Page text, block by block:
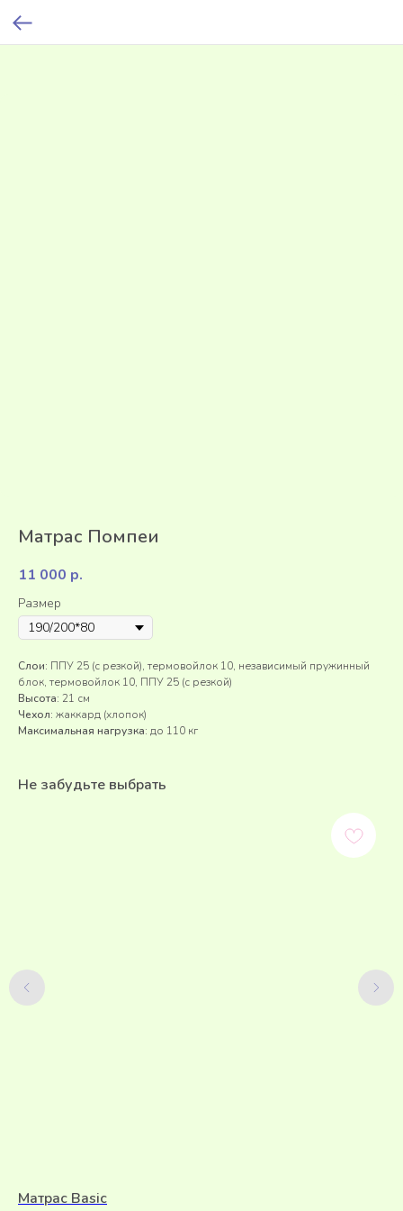
Матрас Помпеи
11 000 р.
Размер
Слои: ППУ 25 (с резкой), термовойлок 10, независимый пружинный
блок, термовойлок 10, ППУ 25 (с резкой)
Высота: 21 см
Чехол: жаккард (хлопок)
Максимальная нагрузка: до 110 кг
Не забудьте выбрать
Матрас Basic